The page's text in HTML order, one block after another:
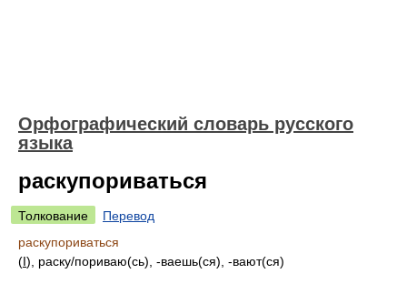
Орфографический словарь русского
языка
раскупориваться
Толкование
Перевод
раскупориваться
(I), раску/пориваю(сь), -ваешь(ся), -вают(ся)